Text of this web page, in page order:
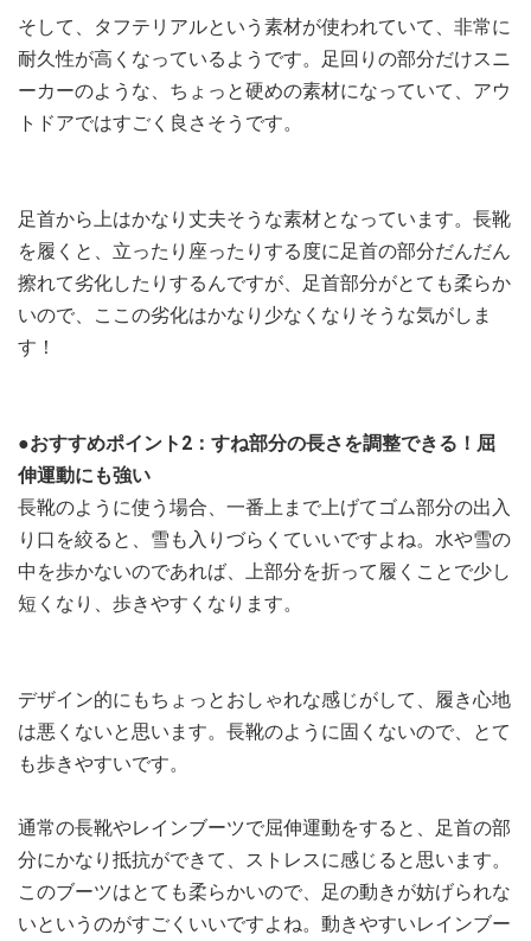
そして、タフテリアルという素材が使われていて、非常に
耐久性が高くなっているようです。足回りの部分だけスニ
ーカーのような、ちょっと硬めの素材になっていて、アウ
トドアではすごく良さそうです。
足首から上はかなり丈夫そうな素材となっています。長靴
を履くと、立ったり座ったりする度に足首の部分だんだん
擦れて劣化したりするんですが、足首部分がとても柔らか
いので、ここの劣化はかなり少なくなりそうな気がしま
す！
●おすすめポイント2：すね部分の長さを調整できる！屈
伸運動にも強い
長靴のように使う場合、一番上まで上げてゴム部分の出入
り口を絞ると、雪も入りづらくていいですよね。水や雪の
中を歩かないのであれば、上部分を折って履くことで少し
短くなり、歩きやすくなります。
デザイン的にもちょっとおしゃれな感じがして、履き心地
は悪くないと思います。長靴のように固くないので、とて
も歩きやすいです。
通常の長靴やレインブーツで屈伸運動をすると、足首の部
分にかなり抵抗ができて、ストレスに感じると思います。
このブーツはとても柔らかいので、足の動きが妨げられな
いというのがすごくいいですよね。動きやすいレインブー